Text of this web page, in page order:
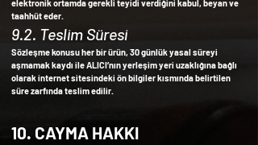
elektronik ortamda gerekli teyidi verdiğini kabul, beyan ve
taahhüt eder.
9.2. Teslim Süresi
Sözleşme konusu her bir ürün, 30 günlük yasal süreyi
aşmamak kaydı ile ALICI’nın yerleşim yeri uzaklığına bağlı
olarak internet sitesindeki ön bilgiler kısmında belirtilen
süre zarfında teslim edilir.
10. CAYMA HAKKI